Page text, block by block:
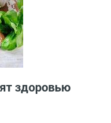
здоровью